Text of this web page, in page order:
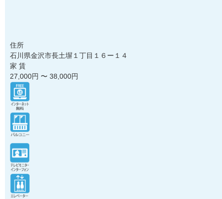
住所
石川県金沢市長土塀１丁目１６ー１４
家 賃
27,000円 〜 38,000円